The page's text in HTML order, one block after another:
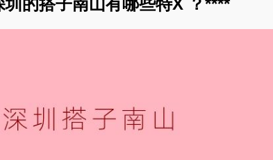
圳的搭子南山有哪些特X ？****